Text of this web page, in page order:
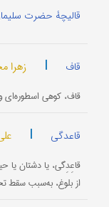
قالیچۀ حضرت
قاف | زهرا
قاف، کوهی اسطوره‌ای
قاعدگی |
قاعِدِگی، یا دشتان
از بلوغ، به‌سبب سقط